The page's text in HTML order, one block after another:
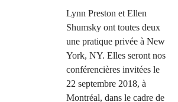
Lynn Preston et Ellen
Shumsky ont toutes deux
une pratique privée à New
York, NY. Elles seront nos
conférencières invitées le
22 septembre 2018, à
Montréal, dans le cadre de